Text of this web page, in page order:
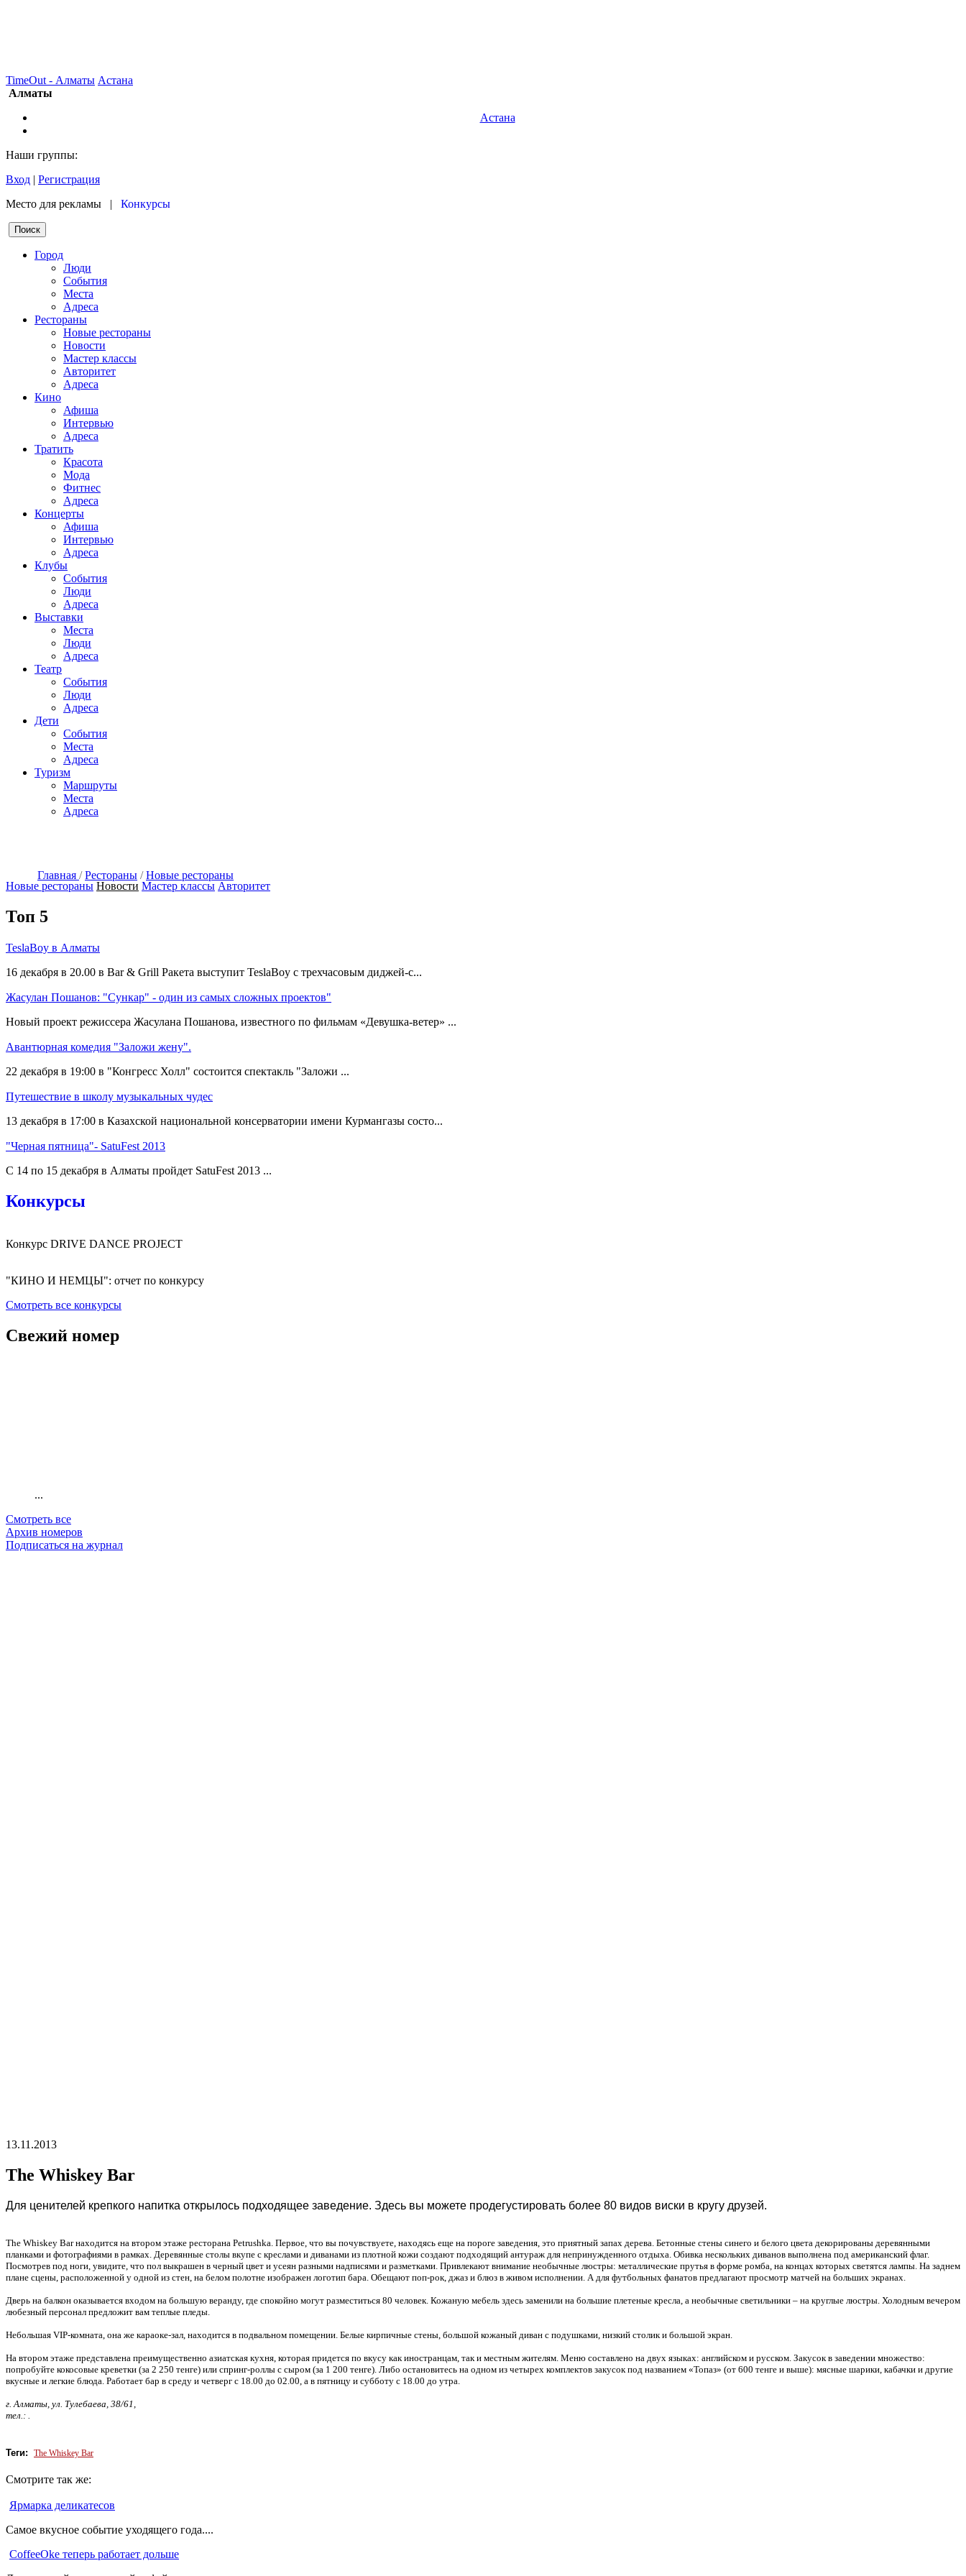
TimeOut - Алматы Астана
Алматы
Астана
Наши группы:
Вход | Регистрация
Место для рекламы | Конкурсы
Город
Люди
События
Места
Адреса
Рестораны
Новые рестораны
Новости
Мастер классы
Авторитет
Адреса
Кино
Афиша
Интервью
Адреса
Тратить
Красота
Мода
Фитнес
Адреса
Концерты
Афиша
Интервью
Адреса
Клубы
События
Люди
Адреса
Выставки
Места
Люди
Адреса
Театр
События
Люди
Адреса
Дети
События
Места
Адреса
Туризм
Маршруты
Места
Адреса
Главная /Рестораны /Новые рестораны
Новые рестораны Новости Мастер классы Авторитет
Топ 5
TeslaBoy в Алматы
16 декабря в 20.00 в Bar & Grill Ракета выступит TeslaBoy с трехчасовым диджей-с...
Жасулан Пошанов: "Сункар" - один из самых сложных проектов"
Новый проект режиссера Жасулана Пошанова, известного по фильмам «Девушка-ветер» ...
Авантюрная комедия "Заложи жену".
22 декабря в 19:00 в "Конгресс Холл" состоится спектакль "Заложи ...
Путешествие в школу музыкальных чудес
13 декабря в 17:00 в Казахской национальной консерватории имени Курмангазы состо...
"Черная пятница"- SatuFest 2013
С 14 по 15 декабря в Алматы пройдет SatuFest 2013 ...
Конкурсы
Конкурс DRIVE DANCE PROJECT
"КИНО И НЕМЦЫ": отчет по конкурсу
Смотреть все конкурсы
Свежий номер
...
Смотреть все
Архив номеров
Подписаться на журнал
13.11.2013
The Whiskey Bar
Для ценителей крепкого напитка открылось подходящее заведение. Здесь вы можете продегустировать более 80 видов виски в кругу друзей.
The Whiskey Bar находится на втором этаже ресторана Petrushka. Первое, что вы почувствуете, находясь еще на пороге заведения, это приятный запах дерева. Бетонные стены синего и белого цвета декорированы деревянными
планками и фотографиями в рамках. Деревянные столы вкупе с креслами и диванами из плотной кожи создают подходящий антураж для непринужденного отдыха. Обивка нескольких диванов выполнена под американский флаг.
Посмотрев под ноги, увидите, что пол выкрашен в черный цвет и усеян разными надписями и разметками. Привлекают внимание необычные люстры: металлические прутья в форме ромба, на концах которых светятся лампы. На заднем
плане сцены, расположенной у одной из стен, на белом полотне изображен логотип бара. Обещают поп-рок, джаз и блюз в живом исполнении. А для футбольных фанатов предлагают просмотр матчей на больших экранах.
Дверь на балкон оказывается входом на большую веранду, где спокойно могут разместиться 80 человек. Кожаную мебель здесь заменили на большие плетеные кресла, а необычные светильники – на круглые люстры. Холодным вечером
любезный персонал предложит вам теплые пледы.
Небольшая VIP-комната, она же караоке-зал, находится в подвальном помещении. Белые кирпичные стены, большой кожаный диван с подушками, низкий столик и большой экран.
На втором этаже представлена преимущественно азиатская кухня, которая придется по вкусу как иностранцам, так и местным жителям. Меню составлено на двух языках: английском и русском. Закусок в заведении множество:
попробуйте кокосовые креветки (за 2 250 тенге) или спринг-роллы с сыром (за 1 200 тенге). Либо остановитесь на одном из четырех комплектов закусок под названием «Топаз» (от 600 тенге и выше): мясные шарики, кабачки и другие
вкусные и легкие блюда. Работает бар в среду и четверг с 18.00 до 02.00, а в пятницу и субботу с 18.00 до утра.
г. Алматы, ул. Тулебаева, 38/61,
тел.: .
Теги: The Whiskey Bar
Смотрите так же:
Ярмарка деликатесов
Самое вкусное событие уходящего года....
CoffeeOke теперь работает дольше